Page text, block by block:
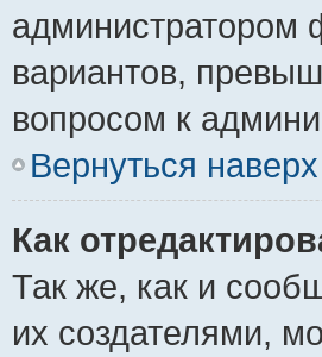
администратором
вариантов,
вопросом к
Вернуться наверх
Как
Так же, как и
их создателями,